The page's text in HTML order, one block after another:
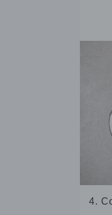
4.